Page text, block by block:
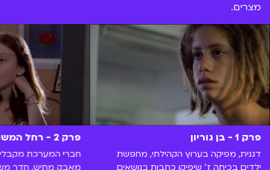
מצרים.
פרק 1 - בן גוריון
דגנית, מפיקה בערוץ הקהילתי, מחפשת
ילדים בכיתה ז' שיפיקו כתבות בנושאים
פרק 2 - רחל המשוררת
חברי המערכת
מאבק מתיש, חדר